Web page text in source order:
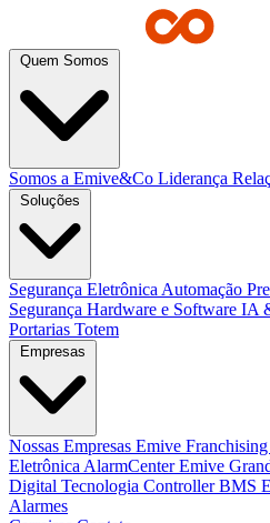
Quem Somos
Somos a Emive&Co Liderança
Soluções
Segurança Eletrônica Automação
Segurança Hardware e Software IA
Portarias Totem
Empresas
Nossas Empresas Emive Franchising
Eletrônica AlarmCenterEmive
Digital Tecnologia Controller BMS
Alarmes